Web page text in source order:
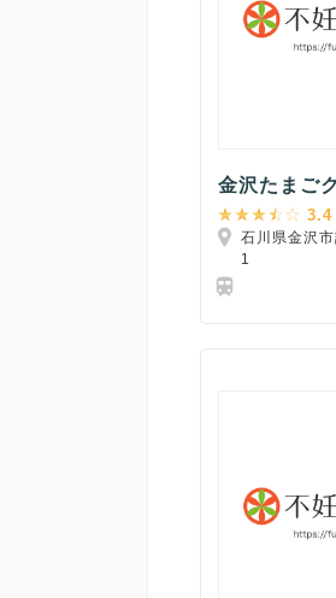
金沢たまご
3.4
石川県金沢
1